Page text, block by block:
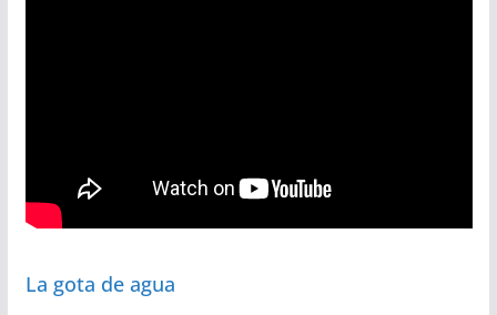
La gota de agua